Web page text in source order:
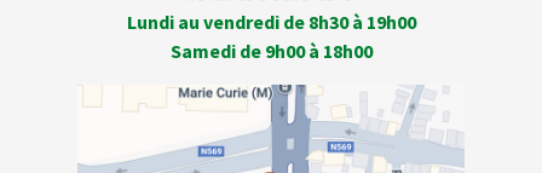
Lundi au vendredi de 8h30 à 19h00
Samedi de 9h00 à 18h00